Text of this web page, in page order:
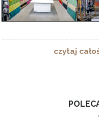
czytaj